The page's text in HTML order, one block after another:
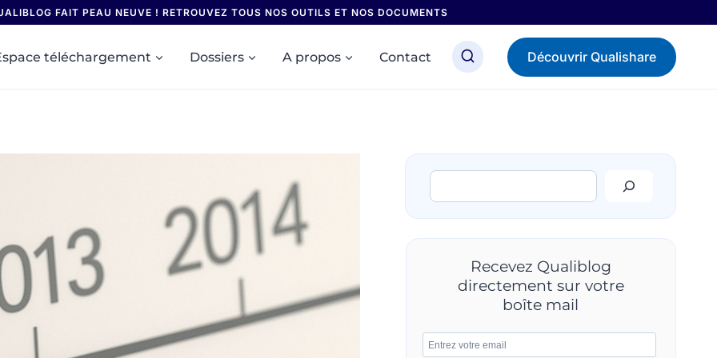
FAIT PEAU NEUVE ! RETROUVEZ TOUS NOS OUTILS ET NOS DOCUMENTS
téléchargement Dossiers A propos Contact Découvrir Qualishare
Rechercher
Recevez Qualiblog
directement sur votre
boîte mail